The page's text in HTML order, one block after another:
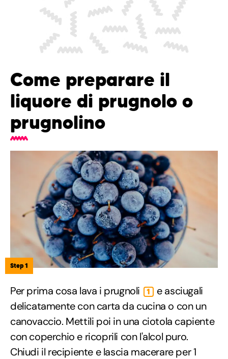
Come preparare il
liquore di prugnolo o
prugnolino
Step 1
Per prima cosa lava i prugnoli 1
e asciugali
delicatamente con carta da cucina o con un
canovaccio. Mettili poi in una ciotola capiente
con coperchio e ricoprili con l'alcol puro.
Chiudi il recipiente e lascia macerare per 1